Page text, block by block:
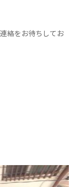
絡をお待ちしてお